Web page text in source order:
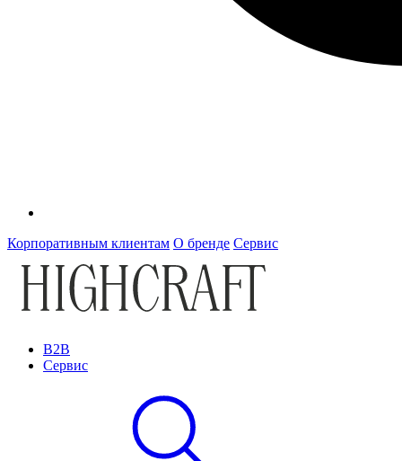
Корпоративным клиентам О бренде Сервис
B2B
Сервис